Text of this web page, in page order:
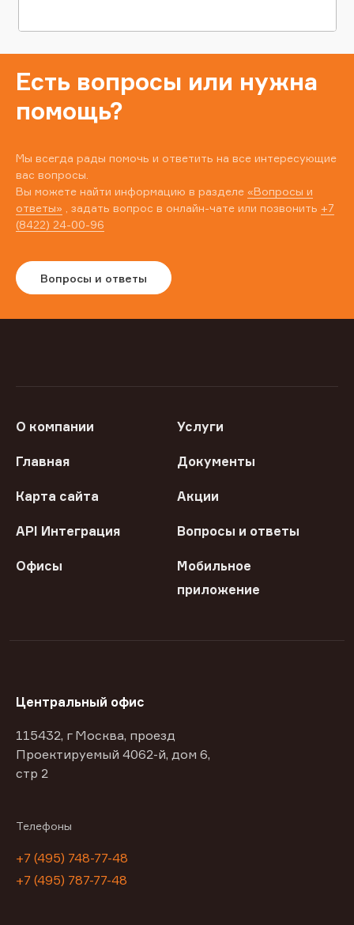
Есть вопросы или нужна
помощь?
Мы всегда рады помочь и ответить на все интересующие
вас вопросы.
Вы можете найти информацию в разделе «Вопросы и
ответы» , задать вопрос в онлайн-чате или позвонить +7
(8422) 24-00-96
Вопросы и ответы
О компании Услуги
Главная Документы
Карта сайта Акции
API Интеграция Вопросы и ответы
Офисы
Мобильное
приложение
Центральный офис
115432, г Москва, проезд
Проектируемый 4062-й, дом 6,
стр 2
Телефоны
+7 (495) 748-77-48
+7 (495) 787-77-48